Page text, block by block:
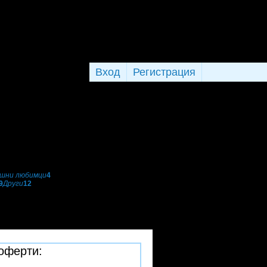
Регистрация
Вход
любимци4
Други12